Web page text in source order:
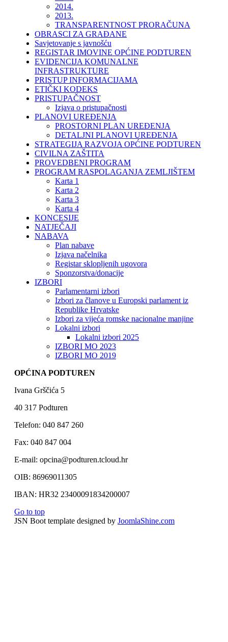
2014.
2013.
TRANSPARENTNOST PRORAČUNA
OBRASCI ZA GRAĐANE
Savjetovanje s javnošću
REGISTAR IMOVINE OPĆINE PODTUREN
EVIDENCIJA KOMUNALNE
INFRASTRUKTURE
PRISTUP INFORMACIJAMA
ETIČKI KODEKS
PRISTUPAČNOST
Izjava o pristupačnosti
PLANOVI UREĐENJA
PROSTORNI PLAN UREĐENJA
DETALJNI PLANOVI UREĐENJA
STRATEGIJA RAZVOJA OPĆINE PODTUREN
CIVILNA ZAŠTITA
PROVEDBENI PROGRAM
PROGRAM RASPOLAGANJA ZEMLJIŠTEM
Karta 1
Karta 2
Karta 3
Karta 4
KONCESIJE
NATJEČAJI
NABAVA
Plan nabave
Izjava načelnika
Registar sklopljenih ugovora
Sponzorstva/donacije
IZBORI
Parlamentarni izbori
Izbori za članove u Europski parlament iz
Republike Hrvatske
Izbori za vijeća romske nacionalne manjine
Lokalni izbori
Lokalni izbori 2025
IZBORI MO 2023
IZBORI MO 2019
OPĆINA PODTUREN
Ivana Grščića 5
40 317 Podturen
Telefon: 040 847 260
Fax: 040 847 004
E-mail: opcina@podturen.tcloud.hr
OIB: 86969011305
IBAN: HR32 23400091834200007
Go to top
JSN Boot template designed by JoomlaShine.com